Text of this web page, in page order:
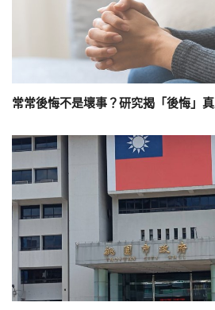
常常後悔不是壞事？研究揭「後悔」